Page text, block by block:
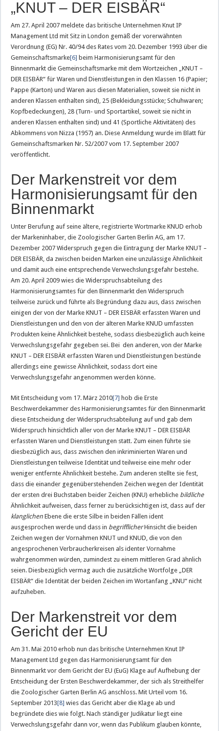
„KNUT – DER EISBÄR“
Am 27. April 2007 meldete das britische Unternehmen Knut IP
Management Ltd mit Sitz in London gemäß der vorerwähnten
Verordnung (EG) Nr. 40/94 des Rates vom 20. Dezember 1993 über die
Gemeinschaftsmarke[6] beim Harmonisierungsamt für den
Binnenmarkt die Gemeinschaftsmarke mit dem Wortzeichen „KNUT –
DER EISBÄR“ für Waren und Dienstleistungen in den Klassen 16 (Papier;
Pappe (Karton) und Waren aus diesen Materialien, soweit sie nicht in
anderen Klassen enthalten sind), 25 (Bekleidungsstücke; Schuhwaren;
Kopfbedeckungen), 28 (Turn- und Sportartikel, soweit sie nicht in
anderen Klassen enthalten sind) und 41 (Sportliche Aktivitäten) des
Abkommens von Nizza (1957) an. Diese Anmeldung wurde im Blatt für
Gemeinschaftsmarken Nr. 52/2007 vom 17. September 2007
veröffentlicht.
Der Markenstreit vor dem
Harmonisierungsamt für den
Binnenmarkt
Unter Berufung auf seine ältere, registrierte Wortmarke KNUD erhob
der Markeninhaber, die Zoologischer Garten Berlin AG, am 17.
Dezember 2007 Widerspruch gegen die Eintragung der Marke KNUT –
DER EISBÄR, da zwischen beiden Marken eine unzulässige Ähnlichkeit
und damit auch eine entsprechende Verwechslungsgefahr bestehe.
Am 20. April 2009 wies die Widerspruchsabteilung des
Harmonisierungsamtes für den Binnenmarkt den Widerspruch
teilweise zurück und führte als Begründung dazu aus, dass zwischen
einigen der von der Marke KNUT – DER EISBÄR erfassten Waren und
Dienstleistungen und den von der älteren Marke KNUD umfassten
Produkten keine Ähnlichkeit bestehe, sodass diesbezüglich auch keine
Verwechslungsgefahr gegeben sei. Bei den anderen, von der Marke
KNUT – DER EISBÄR erfassten Waren und Dienstleistungen bestünde
allerdings eine gewisse Ähnlichkeit, sodass dort eine
Verwechslungsgefahr angenommen werden könne.
Mit Entscheidung vom 17. März 2010[7] hob die Erste
Beschwerdekammer des Harmonisierungsamtes für den Binnenmarkt
diese Entscheidung der Widerspruchsabteilung auf und gab dem
Widerspruch hinsichtlich aller von der Marke KNUT – DER EISBÄR
erfassten Waren und Dienstleistungen statt. Zum einen führte sie
diesbezüglich aus, dass zwischen den inkriminierten Waren und
Dienstleistungen teilweise Identität und teilweise eine mehr oder
weniger entfernte Ähnlichkeit bestehe. Zum anderen stellte sie fest,
dass die einander gegenüberstehenden Zeichen wegen der Identität
der ersten drei Buchstaben beider Zeichen (KNU) erhebliche bildliche
Ähnlichkeit aufweisen, dass ferner zu berücksichtigen ist, dass auf der
klanglichen Ebene die erste Silbe in beiden Fällen ident
ausgesprochen werde und dass in begrifflicherHinsicht die beiden
Zeichen wegen der Vornahmen KNUT und KNUD, die von den
angesprochenen Verbraucherkreisen als identer Vornahme
wahrgenommen würden, zumindest zu einem mittleren Grad ähnlich
seien. Diesbezüglich vermag auch die zusätzliche Wortfolge „DER
EISBÄR“ die Identität der beiden Zeichen im Wortanfang „KNU“ nicht
aufzuheben.
Der Markenstreit vor dem
Gericht der EU
Am 31. Mai 2010 erhob nun das britische Unternehmen Knut IP
Management Ltd gegen das Harmonisierungsamt für den
Binnenmarkt vor dem Gericht der EU (EuG) Klage auf Aufhebung der
Entscheidung der Ersten Beschwerdekammer, der sich als Streithelfer
die Zoologischer Garten Berlin AG anschloss. Mit Urteil vom 16.
September 2013[8] wies das Gericht aber die Klage ab und
begründete dies wie folgt. Nach ständiger Judikatur liegt eine
Verwechslungsgefahr dann vor, wenn das Publikum glauben könnte,